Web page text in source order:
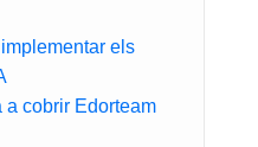
els
cobrir Edorteam